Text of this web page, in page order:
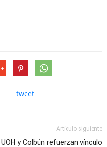
tweet
Artículo siguiente
UOH y Colbún refuerzan vínculo